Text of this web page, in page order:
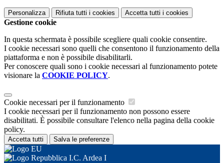
Personalizza Rifiuta tutti i cookies Accetta tutti i cookies
Gestione cookie
In questa schermata è possibile scegliere quali cookie consentire.
I cookie necessari sono quelli che consentono il funzionamento della
piattaforma e non è possibile disabilitarli.
Per conoscere quali sono i cookie necessari al funzionamento potete
visionare la COOKIE POLICY.
Cookie necessari per il funzionamento
I cookie necessari per il funzionamento non possono essere
disabilitati. È possibile consultare l'elenco nella pagina della cookie
policy.
Accetta tutti Salva le preferenze
I.C. Ardea I